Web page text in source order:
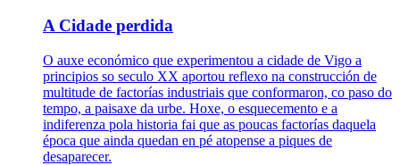
A Cidade perdida
O auxe económico que experimentou a cidade de Vigo a
principios so seculo XX aportou reflexo na construcción de
multitude de factorías industriais que conformaron, co paso do
tempo, a paisaxe da urbe. Hoxe, o esquecemento e a
indiferenza pola historia fai que as poucas factorías daquela
época que ainda quedan en pé atopense a piques de
desaparecer.